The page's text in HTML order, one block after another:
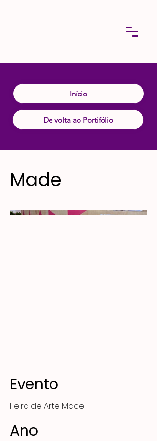
Início
De volta ao Portifólio
Made
Evento
Feira de Arte Made
Ano